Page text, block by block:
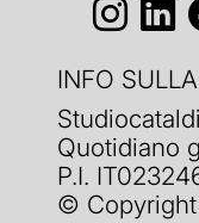
INFO
Quotidiano
P.I.
©